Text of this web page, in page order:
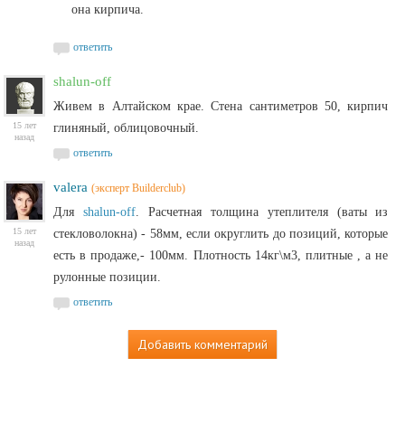
она кирпича.
ответить
15 лет
назад
shalun-off
Живем в Алтайском крае. Стена сантиметров 50, кирпич
глиняный, облицовочный.
ответить
15 лет
назад
valera (эксперт Builderclub)
Для shalun-off. Расчетная толщина утеплителя (ваты из
стекловолокна) - 58мм, если округлить до позиций, которые
есть в продаже,- 100мм. Плотность 14кг\м3, плитные , а не
рулонные позиции.
ответить
Добавить комментарий